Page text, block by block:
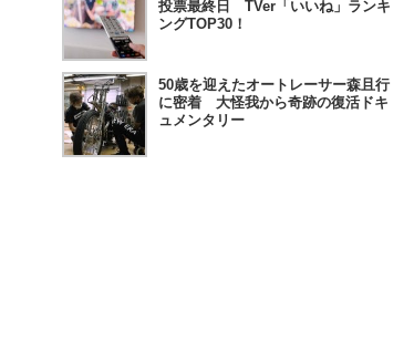
投票最終日 TVer「いいね」ランキ
ングTOP30！
50歳を迎えたオートレーサー森且行
に密着 大怪我から奇跡の復活ドキ
ュメンタリー